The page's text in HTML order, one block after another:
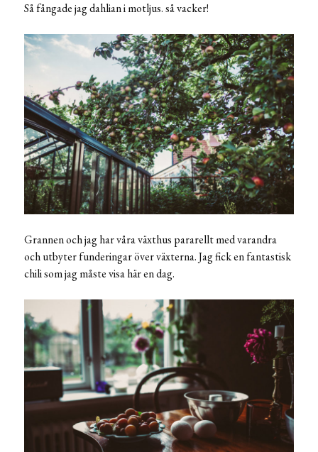
Så fångade jag dahlian i motljus. så vacker!
Grannen och jag har våra växthus pararellt med varandra
och utbyter funderingar över växterna. Jag fick en fantastisk
chili som jag måste visa här en dag.